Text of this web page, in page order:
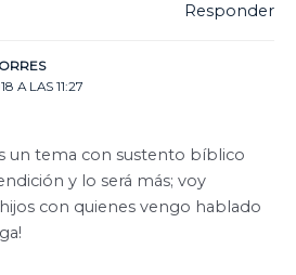
Responder
A LAS 11:27
un tema con sustento bíblico
y lo será más; voy
con quienes vengo hablado